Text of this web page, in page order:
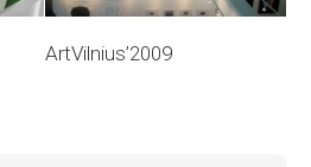
ArtVilnius’2009